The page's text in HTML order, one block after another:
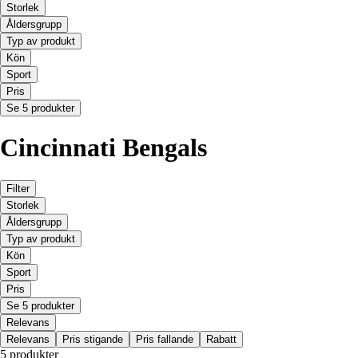
Storlek
Åldersgrupp
Typ av produkt
Kön
Sport
Pris
Se 5 produkter
Cincinnati Bengals
Filter
Storlek
Åldersgrupp
Typ av produkt
Kön
Sport
Pris
Se 5 produkter
Relevans
Relevans
Pris stigande Pris fallande Rabatt
5 produkter